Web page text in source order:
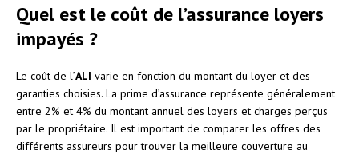
Quel est le coût de l’assurance loyers
impayés ?
Le coût de l’ALI varie en fonction du montant du loyer et des
garanties choisies. La prime d’assurance représente généralement
entre 2% et 4% du montant annuel des loyers et charges perçus
par le propriétaire. Il est important de comparer les offres des
différents assureurs pour trouver la meilleure couverture au